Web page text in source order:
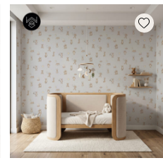
Add wishlist